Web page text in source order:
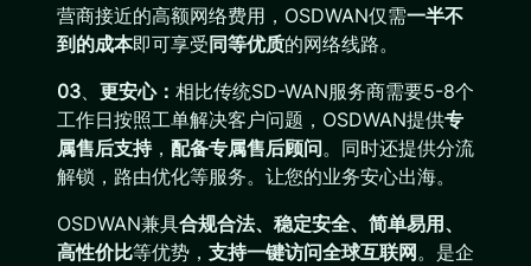
营商接近的高额网络费用，OSDWAN仅需一半不
到的成本即可享受同等优质的网络线路。
03
更安心： 相比传统SD-WAN服务商需要5-8个
工作日按照工单解决客户问题，OSDWAN提供专
属售后支持， 配备专属售后顾问。同时还提供分流
解锁，路由优化等服务。让您的业务安心出海。
OSDWAN兼具合规合法、稳定安全、简单易用、
高性价比等优势， 支持一键访问全球互联网。是企